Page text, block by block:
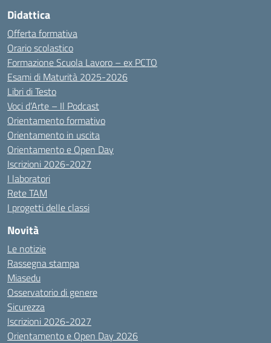
Didattica
Offerta formativa
Orario scolastico
Formazione Scuola Lavoro – ex PCTO
Esami di Maturità 2025-2026
Libri di Testo
Voci d’Arte – Il Podcast
Orientamento formativo
Orientamento in uscita
Orientamento e Open Day
Iscrizioni 2026-2027
I laboratori
Rete TAM
I progetti delle classi
Novità
Le notizie
Rassegna stampa
Miasedu
Osservatorio di genere
Sicurezza
Iscrizioni 2026-2027
Orientamento e Open Day 2026